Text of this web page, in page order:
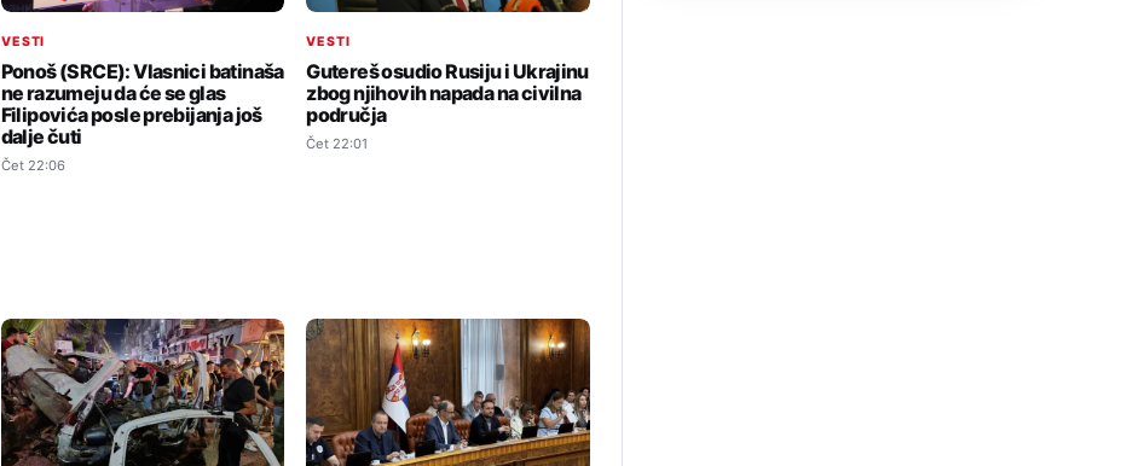
VESTI
Ponoš (SRCE): Vlasnici batinaša
ne razumeju da će se glas
Filipovića posle prebijanja još
dalje čuti
Čet 22:06
VESTI
Gutereš osudio Rusiju i Ukrajinu
zbog njihovih napada na civilna
područja
Čet 22:01